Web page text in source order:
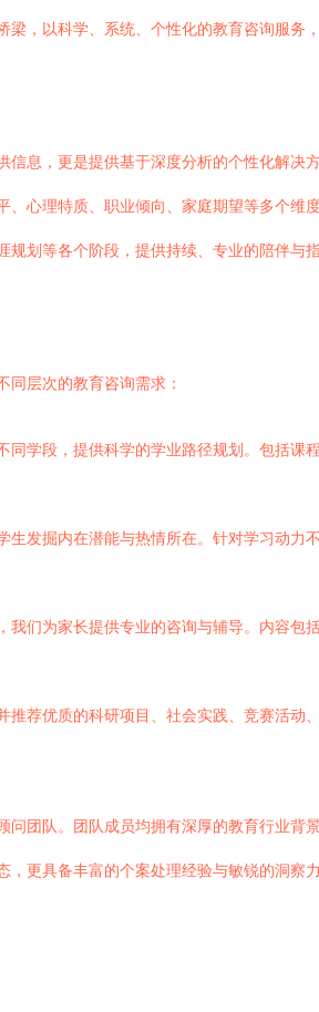
，以科学、系统、个性化的教育咨询服务
息，更是提供基于深度分析的个性化解
心理特质、职业倾向、家庭期望等多个
划等各个阶段，提供持续、专业的陪伴与指
层次的教育咨询需求：
学段，提供科学的学业路径规划。包括
发掘内在潜能与热情所在。针对学习动
们为家长提供专业的咨询与辅导。内容
荐优质的科研项目、社会实践、竞赛活动
团队。团队成员均拥有深厚的教育行业
更具备丰富的个案处理经验与敏锐的洞